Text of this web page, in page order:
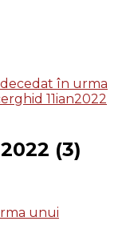
în urma
11ian2022
(3)
unui